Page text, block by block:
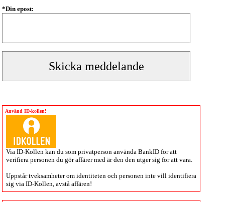
*Din epost:
Använd ID-kollen!
Via ID-Kollen kan du som privatperson använda BankID för att
verifiera personen du gör affärer med är den den utger sig för att vara.
Uppstår tveksamheter om identiteten och personen inte vill identifiera
sig via ID-Kollen , avstå affären!